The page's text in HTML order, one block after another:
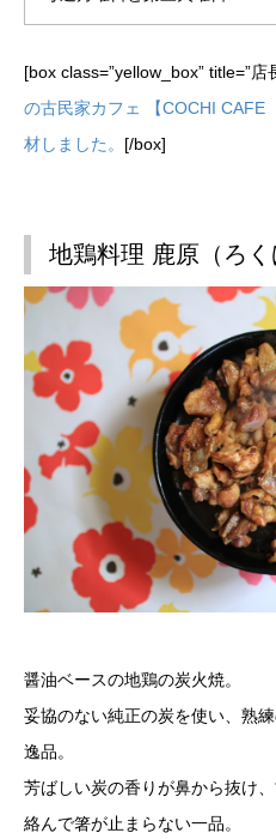
[box class=”yellow_box” title=”
の古民家カフェ 【COCHI CAFE
材しました。 [/box]
地鶏料理 鹿原（ろく
醤油ベースの地鶏の炭火焼。
妥協のない純正の炭を使い、熟
逸品。
芳ばしい炭の香りが鼻から抜け
絡んで箸が止まらない一品。